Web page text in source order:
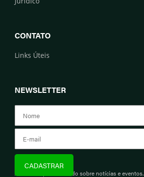
CONTATO
Links Úteis
NEWSLETTER
Assine e fique informado sobre notícias e eventos.